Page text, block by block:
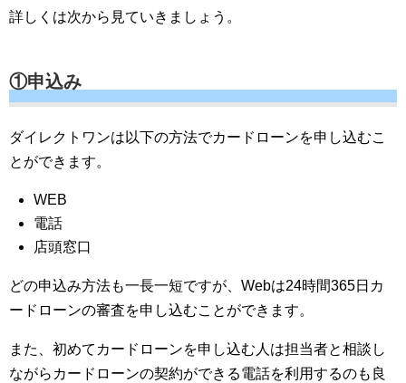
詳しくは次から見ていきましょう。
①申込み
ダイレクトワンは以下の方法でカードローンを申し込むこ
とができます。
WEB
電話
店頭窓口
どの申込み方法も一長一短ですが、Webは24時間365日カ
ードローンの審査を申し込むことができます。
また、初めてカードローンを申し込む人は担当者と相談し
ながらカードローンの契約ができる電話を利用するのも良